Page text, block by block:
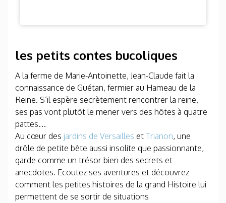
les petits contes bucoliques
A la ferme de Marie-Antoinette, Jean-Claude fait la
connaissance de Guétan, fermier au Hameau de la
Reine. S’il espère secrètement rencontrer la reine,
ses pas vont plutôt le mener vers des hôtes à quatre
pattes…
Au cœur des jardins de Versailles et Trianon, une
drôle de petite bête aussi insolite que passionnante,
garde comme un trésor bien des secrets et
anecdotes. Ecoutez ses aventures et découvrez
comment les petites histoires de la grand Histoire lui
permettent de se sortir de situations